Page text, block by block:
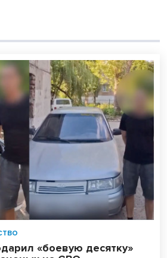
«боевую десятку»